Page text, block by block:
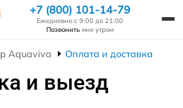
+7 (800) 101-14-79
Ежедневно с 9:00 до 21:00
Позвонить мне утром
Aquaviva Оплата и доставка
и выезд